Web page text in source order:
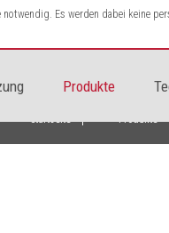
Es werden dabei keine
Produkte
Startseite Produkte